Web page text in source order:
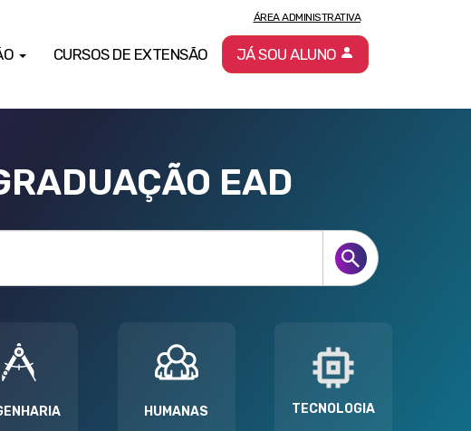
CURSOS DE EXTENSÃO
ÁREA ADMINISTRATIVA
JÁ SOU ALUNO
EAD
HUMANAS TECNOLOGIA